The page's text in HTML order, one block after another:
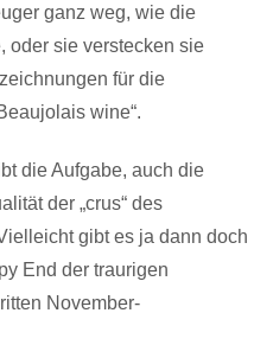
ganz weg, wie die
oder sie verstecken sie
für die
wine“.
die Aufgabe, auch die
der „crus“ des
gibt es ja dann doch
End der traurigen
November-